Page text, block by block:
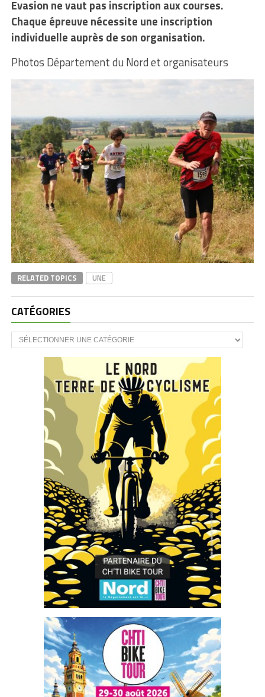
Evasion ne vaut pas inscription aux courses.
Chaque épreuve nécessite une inscription
individuelle auprès de son organisation.
Photos Département du Nord et organisateurs
RELATED TOPICS UNE
CATÉGORIES
CATÉGORIES